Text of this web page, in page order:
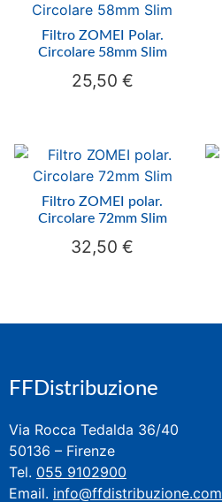
Filtro ZOMEI Polar.
Circolare 58mm Slim
25,50 €
Filtro ZOMEI polar.
Circolare 72mm Slim
32,50€
FFDistribuzione
Via Rocca Tedalda 36/40
50136 – Firenze
Tel. 055 9102900
Email. info@ffdistribuzione.com